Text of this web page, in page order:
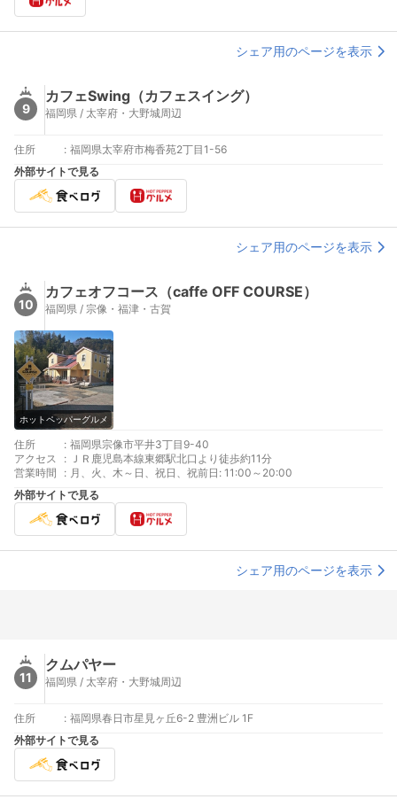
シェア用のページを表示
9
カフェSwing（カフェスイング）
福岡県 / 太宰府・大野城周辺
住所 : 福岡県太宰府市梅香苑2丁目1-56
外部サイトで見る
シェア用のページを表示
10
カフェオフコース（caffe OFF COURSE）
福岡県 / 宗像・福津・古賀
ホットペッパーグルメ
住所 : 福岡県宗像市平井3丁目9-40
アクセス
: ＪＲ鹿児島本線東郷駅北口より徒歩約11分
営業時間
: 月、火、木～日、祝日、祝前日: 11:00～20:00
外部サイトで見る
シェア用のページを表示
11
クムパヤー
福岡県 / 太宰府・大野城周辺
住所 : 福岡県春日市星見ヶ丘6-2 豊洲ビル 1F
外部サイトで見る